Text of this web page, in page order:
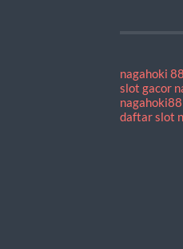
nagahoki 88
slot gacor
daftar slot